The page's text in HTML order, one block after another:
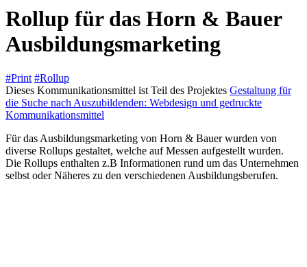
Rollup für das Horn & Bauer
Ausbildungsmarketing
#Print #Rollup
Dieses Kommunikationsmittel ist Teil des Projektes Gestaltung für
die Suche nach Auszubildenden: Webdesign und gedruckte
Kommunikationsmittel
Für das Ausbildungsmarketing von Horn & Bauer wurden von
diverse Rollups gestaltet, welche auf Messen aufgestellt wurden.
Die Rollups enthalten z.B Informationen rund um das Unternehmen
selbst oder Näheres zu den verschiedenen Ausbildungsberufen.